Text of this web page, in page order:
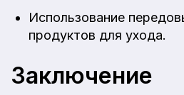
Использование
продуктов для ухода.
Заключение